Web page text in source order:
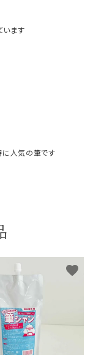
います
に人気の筆です
favorite